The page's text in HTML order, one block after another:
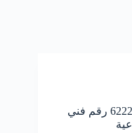
فني تكييف العارضية الصناعية 62224041 رقم فني